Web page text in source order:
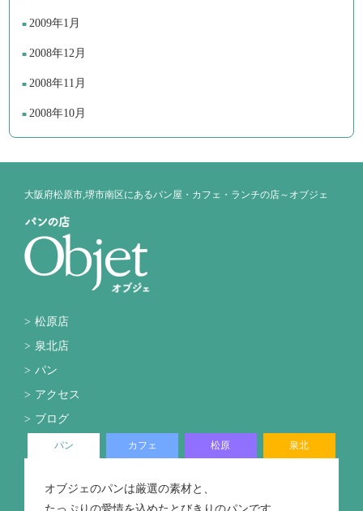
2009年1月
2008年12月
2008年11月
2008年10月
大阪府松原市,堺市南区にあるパン屋・カフェ・ランチの店～オブジェ
松原店
泉北店
パン
アクセス
ブログ
パン カフェ 松原 泉北
オブジェのパンは厳選の素材と、